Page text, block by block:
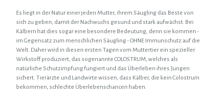
Es liegt in der Natur einer jeden Mutter, ihrem Säugling das Beste von
sich zu geben, damit der Nachwuchs gesund und stark aufwächst. Bei
Kälbern hat dies sogar eine besondere Bedeutung, denn sie kommen -
im Gegensatz zum menschlichen Säugling - OHNE Immunschutz auf die
Welt. Daher wird in diesen ersten Tagen vom Muttertier ein spezieller
Wirkstoff produziert, das sogenannte COLOSTRUM, welches als
natürliche Schutzimpfung fungiert und das Überleben ihres Jungen
sichert. Tierärzte und Landwirte wissen, dass Kälber, die kein Colostrum
bekommen, schlechte Überlebenschancen haben.